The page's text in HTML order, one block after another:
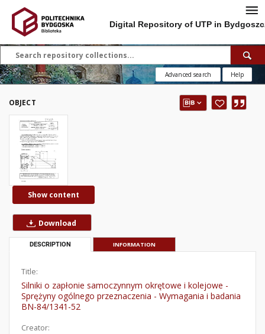
Digital Repository of UTP in
Advanced search Help
OBJECT
Show content
Download
DESCRIPTION INFORMATION
Title:
Silniki o zapłonie samoczynnym okrętowe i kolejowe -
Sprężyny ogólnego przeznaczenia - Wymagania i badania
BN-84/1341-52
Creator: